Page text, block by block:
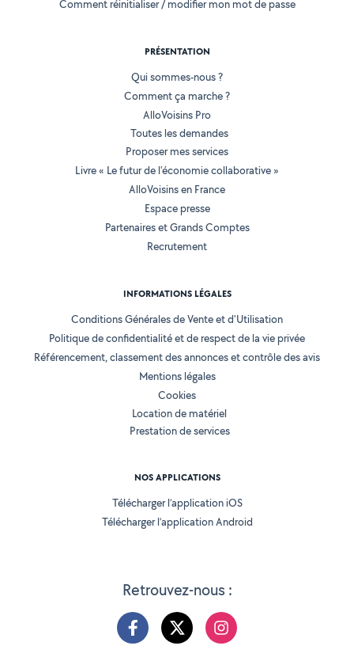
Retrouvez-nous :
Comment réinitialiser / modifier mon mot de passe
PRÉSENTATION
Qui sommes-nous ?
Comment ça marche ?
AlloVoisins Pro
Toutes les demandes
Proposer mes services
Livre « Le futur de l'économie collaborative »
AlloVoisins en France
Espace presse
Partenaires et Grands Comptes
Recrutement
INFORMATIONS LÉGALES
Conditions Générales de Vente et d'Utilisation
Politique de confidentialité et de respect de la vie privée
Référencement, classement des annonces et contrôle des avis
Mentions légales
Cookies
Location de matériel
Prestation de services
NOS APPLICATIONS
Télécharger l’application iOS
Télécharger l’application Android